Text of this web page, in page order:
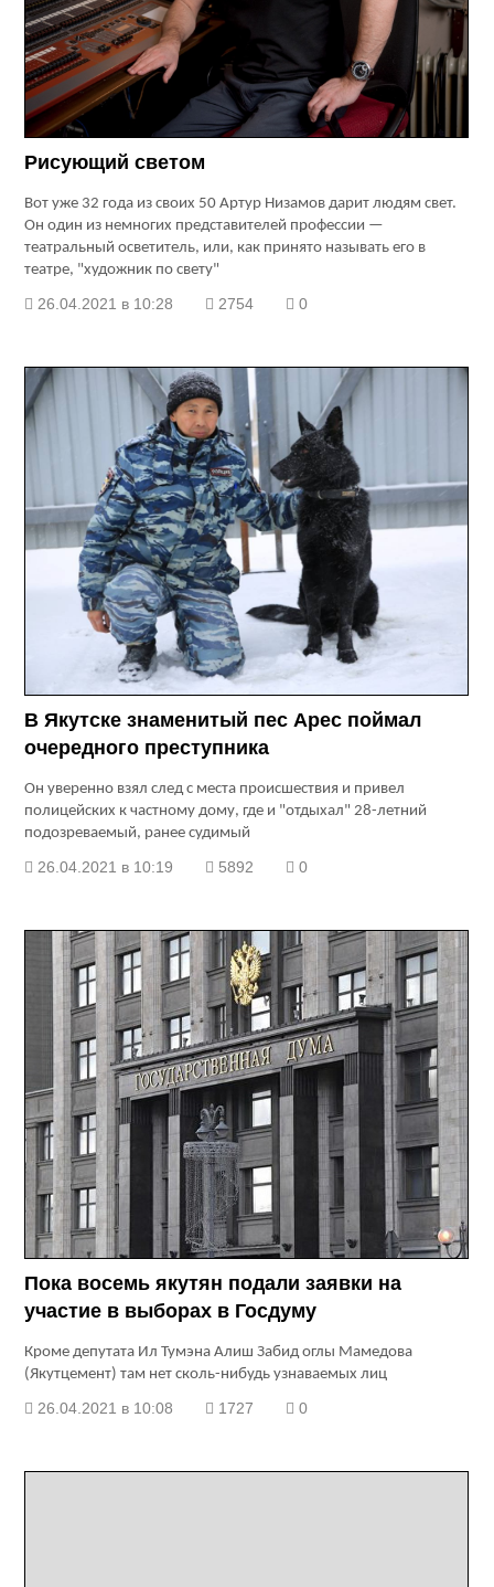
Рисующий светом
Вот уже 32 года из своих 50 Артур Низамов дарит людям свет.
Он один из немногих представителей профессии —
театральный осветитель, или, как принято называть его в
театре, "художник по свету"
26.04.2021 в 10:28 2754 0
В Якутске знаменитый пес Арес поймал
очередного преступника
Он уверенно взял след с места происшествия и привел
полицейских к частному дому, где и "отдыхал" 28-летний
подозреваемый, ранее судимый
26.04.2021 в 10:19 5892 0
Пока восемь якутян подали заявки на
участие в выборах в Госдуму
Кроме депутата Ил Тумэна Алиш Забид оглы Мамедова
(Якутцемент) там нет сколь-нибудь узнаваемых лиц
26.04.2021 в 10:08 1727 0